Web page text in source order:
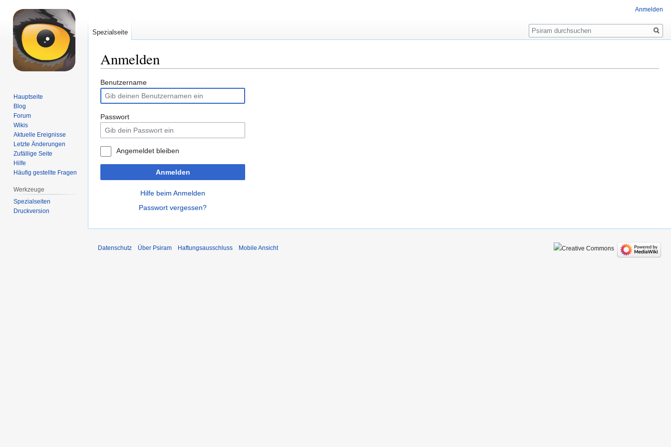
Anmelden
Zur
Navigation
springen
Zur
Suche
springen
Benutzername
Passwort
Angemeldet bleiben
Anmelden
Hilfe beim Anmelden
Passwort vergessen?
Anmelden
Spezialseite
Suche
Hauptseite
Blog
Forum
Wikis
Aktuelle Ereignisse
Letzte Änderungen
Zufällige Seite
Hilfe
Häufig gestellte Fragen
Werkzeuge
Spezialseiten
Druckversion
Datenschutz Über Psiram Haftungsausschluss Mobile Ansicht